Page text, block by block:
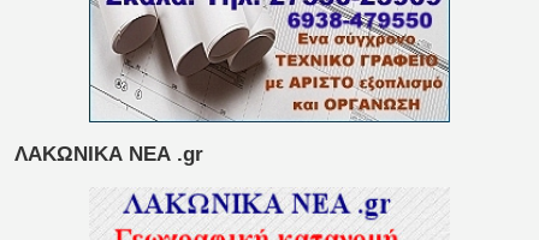
ΛΑΚΩΝΙΚΑ ΝΕΑ .gr